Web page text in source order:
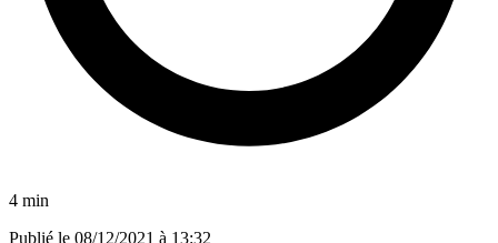
4 min
Publié le 08/12/2021 à 13:32